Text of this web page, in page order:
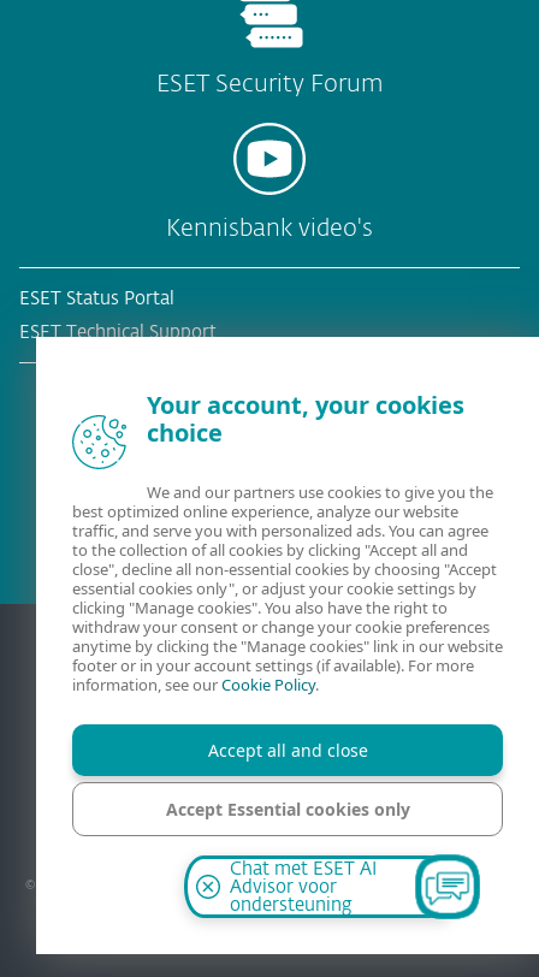
ESET Security Forum
Kennisbank video's
ESET Status Portal
ESET Technical Support
Bestaande klant?
Privacy
Juridische informatie
© 1992–2026 - Alle rechten voorbehouden. ESET Nederland is een handelsnaam van
DoNOD Internet Security B.V., exclusieve distributeur van ESET, opererend vanuit
Nederland onder de licentie van ESET, spol. s r.o.
Chat met ESET AI
Advisor voor
ondersteuning
Your account, your cookies
choice
We and our partners use cookies to give you the
best optimized online experience, analyze our website
traffic, and serve you with personalized ads. You can agree
to the collection of all cookies by clicking "Accept all and
close", decline all non-essential cookies by choosing "Accept
essential cookies only", or adjust your cookie settings by
clicking "Manage cookies". You also have the right to
withdraw your consent or change your cookie preferences
anytime by clicking the "Manage cookies" link in our website
footer or in your account settings (if available). For more
information, see ourCookie Policy.
Accept all and close
Accept Essential cookies only
Manage cookies